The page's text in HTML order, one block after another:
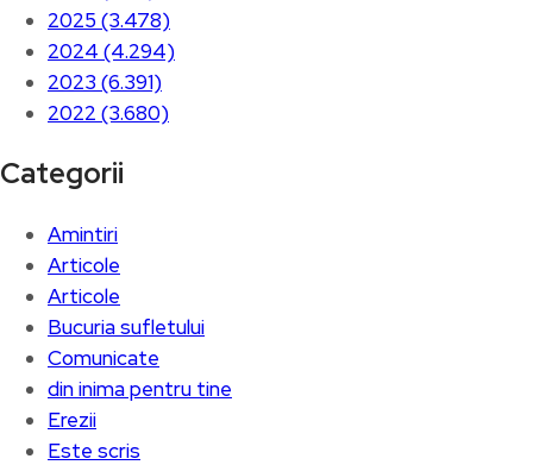
2025 (3.478)
2024 (4.294)
2023 (6.391)
2022 (3.680)
Categorii
Amintiri
Articole
Articole
Bucuria sufletului
Comunicate
din inima pentru tine
Erezii
Este scris